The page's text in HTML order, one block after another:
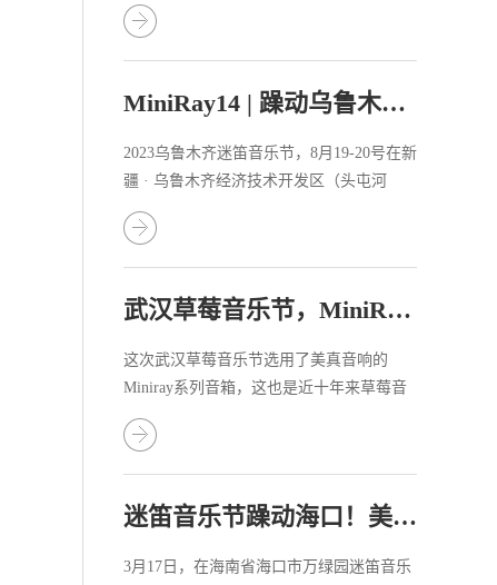
音乐之旅！
MiniRay14 | 躁动乌鲁木齐迷笛音乐节
2023乌鲁木齐迷笛音乐节，8月19-20号在新
疆 · 乌鲁木齐经济技术开发区（头屯河
区）乌鲁木齐国际纺服中心躁动开演。
武汉草莓音乐节，MiniRay14首次惊艳亮相！
这次武汉草莓音乐节选用了美真音响的
Miniray系列音箱，这也是近十年来草莓音
乐节首次在主舞台采用国产品牌音响。
迷笛音乐节躁动海口！美真音响助力万人狂欢！
3月17日，在海南省海口市万绿园迷笛音乐